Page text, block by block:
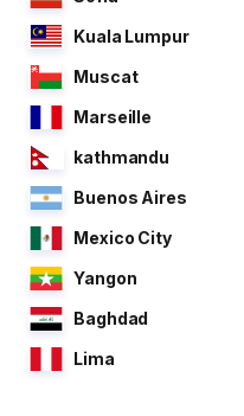
Kuala Lumpur
Muscat
Marseille
kathmandu
Buenos Aires
Mexico City
Yangon
Baghdad
Lima